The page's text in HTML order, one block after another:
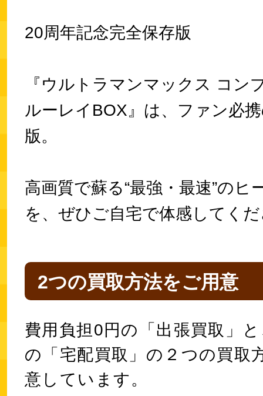
20周年記念完全保存版
『ウルトラマンマックス コン
ルーレイBOX』は、ファン必
版。
高画質で蘇る“最強・最速”のヒ
を、ぜひご自宅で体感してく
2つの買取方法をご用意
費用負担0円の「出張買取」
の「宅配買取」の２つの買取
意しています。